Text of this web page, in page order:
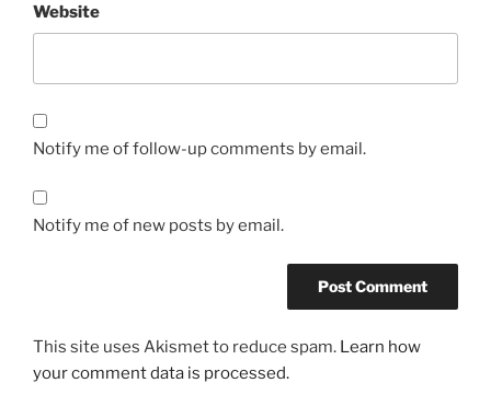
Website
Notify me of follow-up comments by email.
Notify me of new posts by email.
This site uses Akismet to reduce spam. Learn how
your comment data is processed.